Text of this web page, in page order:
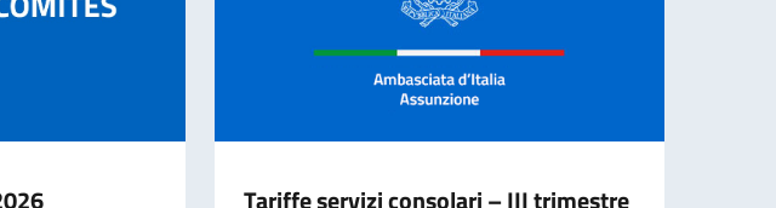
Tariffe servizi consolari – III trimestre